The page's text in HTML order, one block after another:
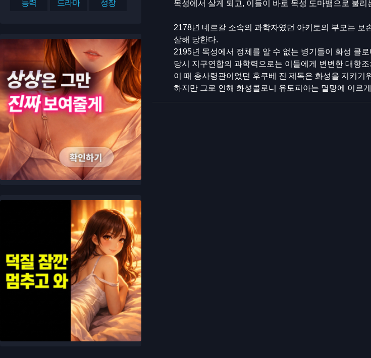
능력 드라마 성장
목성에서 살게 되고, 이들이 바로 목성 도마뱀으로 불리
2178년 네르갈 소속의 과학자였던 아키토의 부모는 보
살해 당한다.
2195년 목성에서 정체를 알 수 없는 병기들이 화성 콜
당시 지구연합의 과학력으로는 이들에게 변변한 대항
이 때 총사령관이었던 후쿠베 진 제독은 화성을 지키
하지만 그로 인해 화성콜로니 유토피아는 멸망에 이르